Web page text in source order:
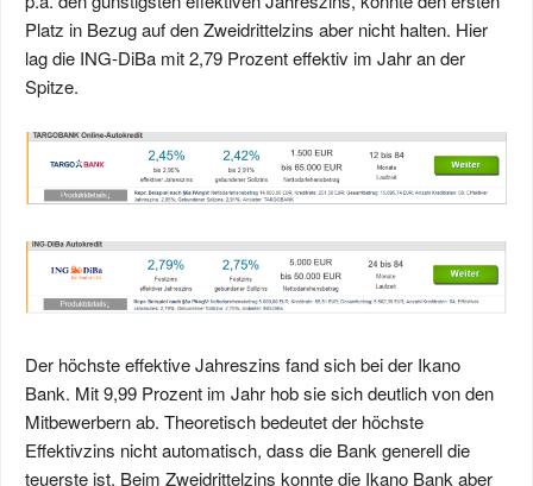
Platz in Bezug auf den Zweidrittelzins aber nicht halten. Hier
lag die ING-DiBa mit 2,79 Prozent effektiv im Jahr an der
Spitze.
Der höchste effektive Jahreszins fand sich bei der Ikano
Bank. Mit 9,99 Prozent im Jahr hob sie sich deutlich von den
Mitbewerbern ab. Theoretisch bedeutet der höchste
Effektivzins nicht automatisch, dass die Bank generell die
teuerste ist. Beim Zweidrittelzins konnte die Ikano Bank aber